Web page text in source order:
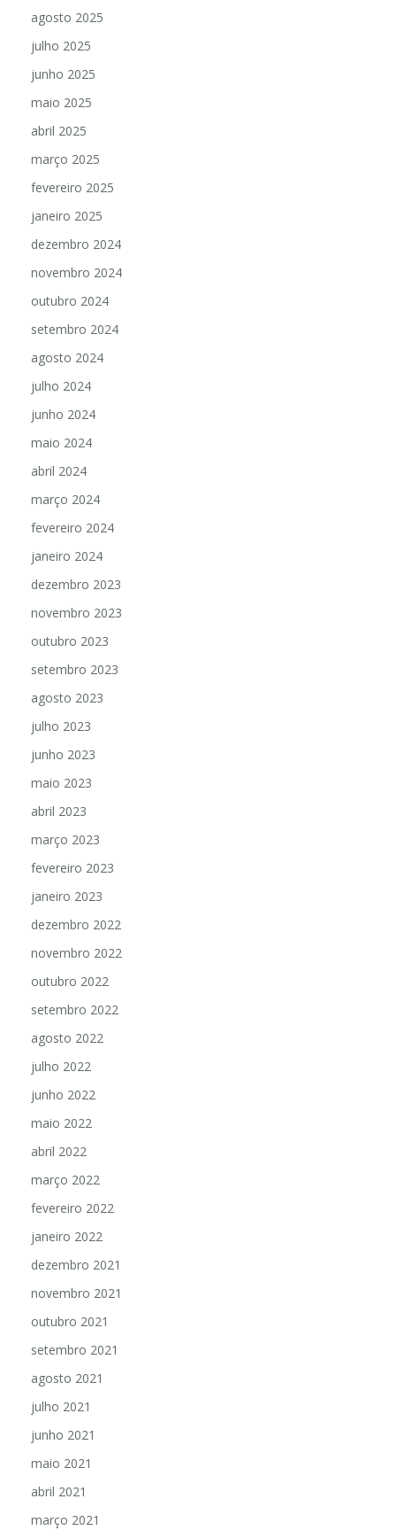
agosto 2025
julho 2025
junho 2025
maio 2025
abril 2025
março 2025
fevereiro 2025
janeiro 2025
dezembro 2024
novembro 2024
outubro 2024
setembro 2024
agosto 2024
julho 2024
junho 2024
maio 2024
abril 2024
março 2024
fevereiro 2024
janeiro 2024
dezembro 2023
novembro 2023
outubro 2023
setembro 2023
agosto 2023
julho 2023
junho 2023
maio 2023
abril 2023
março 2023
fevereiro 2023
janeiro 2023
dezembro 2022
novembro 2022
outubro 2022
setembro 2022
agosto 2022
julho 2022
junho 2022
maio 2022
abril 2022
março 2022
fevereiro 2022
janeiro 2022
dezembro 2021
novembro 2021
outubro 2021
setembro 2021
agosto 2021
julho 2021
junho 2021
maio 2021
abril 2021
março 2021